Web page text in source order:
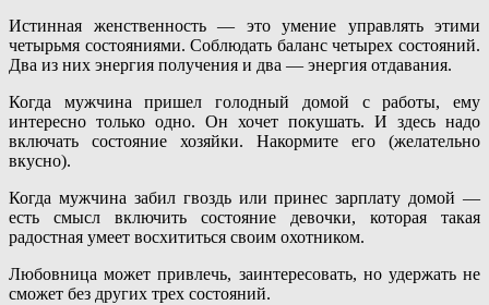
Истинная женственность — это умение управлять этими
четырьмя состояниями. Соблюдать баланс четырех состояний.
Два из них энергия получения и два — энергия отдавания.
Когда мужчина пришел голодный домой с работы, ему
интересно только одно. Он хочет покушать. И здесь надо
включать состояние хозяйки. Накормите его (желательно
вкусно).
Когда мужчина забил гвоздь или принес зарплату домой —
есть смысл включить состояние девочки, которая такая
радостная умеет восхититься своим охотником.
Любовница может привлечь, заинтересовать, но удержать не
сможет без других трех состояний.